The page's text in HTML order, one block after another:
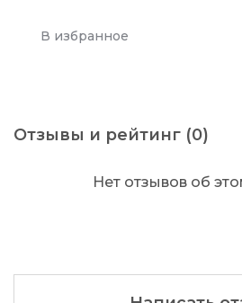
В избранное
Отзывы и рейтинг (0)
Нет отзывов об